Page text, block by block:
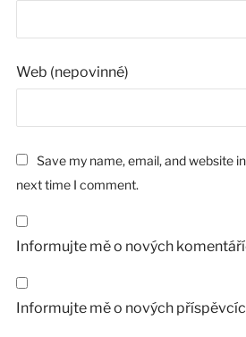
Web (nepovinné)
Save my name, email, and website
next time I comment.
Informujte mě o nových
Informujte mě o nových